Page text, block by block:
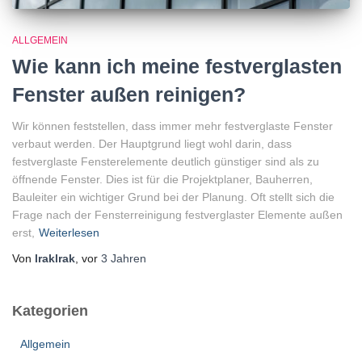
ALLGEMEIN
Wie kann ich meine festverglasten
Fenster außen reinigen?
Wir können feststellen, dass immer mehr festverglaste Fenster
verbaut werden. Der Hauptgrund liegt wohl darin, dass
festverglaste Fensterelemente deutlich günstiger sind als zu
öffnende Fenster. Dies ist für die Projektplaner, Bauherren,
Bauleiter ein wichtiger Grund bei der Planung. Oft stellt sich die
Frage nach der Fensterreinigung festverglaster Elemente außen
erst, Weiterlesen
Von lraklrak , vor 3 Jahren
Kategorien
Allgemein